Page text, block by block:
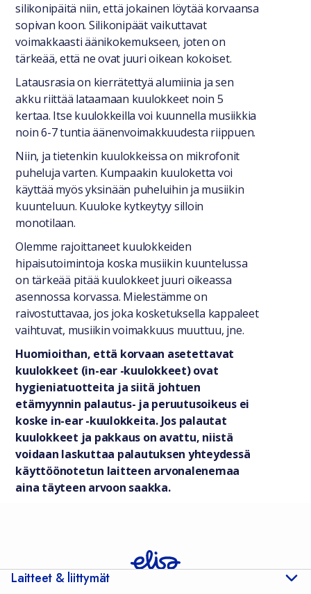
silikonipäitä niin, että jokainen löytää korvaansa
sopivan koon. Silikonipäät vaikuttavat
voimakkaasti äänikokemukseen, joten on
tärkeää, että ne ovat juuri oikean kokoiset.
Latausrasia on kierrätettyä alumiinia ja sen
akku riittää lataamaan kuulokkeet noin 5
kertaa. Itse kuulokkeilla voi kuunnella musiikkia
noin 6-7 tuntia äänenvoimakkuudesta riippuen.
Niin, ja tietenkin kuulokkeissa on mikrofonit
puheluja varten. Kumpaakin kuuloketta voi
käyttää myös yksinään puheluihin ja musiikin
kuunteluun. Kuuloke kytkeytyy silloin
monotilaan.
Olemme rajoittaneet kuulokkeiden
hipaisutoimintoja koska musiikin kuuntelussa
on tärkeää pitää kuulokkeet juuri oikeassa
asennossa korvassa. Mielestämme on
raivostuttavaa, jos joka kosketuksella kappaleet
vaihtuvat, musiikin voimakkuus muuttuu, jne.
Huomioithan, että korvaan asetettavat
kuulokkeet (in-ear -kuulokkeet) ovat
hygieniatuotteita ja siitä johtuen
etämyynnin palautus- ja peruutusoikeus ei
koske in-ear -kuulokkeita. Jos palautat
kuulokkeet ja pakkaus on avattu, niistä
voidaan laskuttaa palautuksen yhteydessä
käyttöönotetun laitteen arvonalenemaa
aina täyteen arvoon saakka.
Laitteet & liittymät